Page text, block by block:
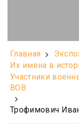
Главная
Их имена в
Участники
ВОВ
Трофимович